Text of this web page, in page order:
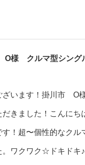
様 クルマ型シング
ざいます！掛川市 O
だきました！こんに
！超〜個性的なクル
。ワクワク☆ドキドキ